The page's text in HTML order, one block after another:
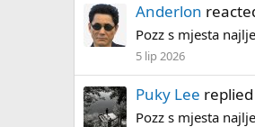
Anderlon
Pozz s mjesta
5 lip 2026
Puky Lee
Pozz s mjesta